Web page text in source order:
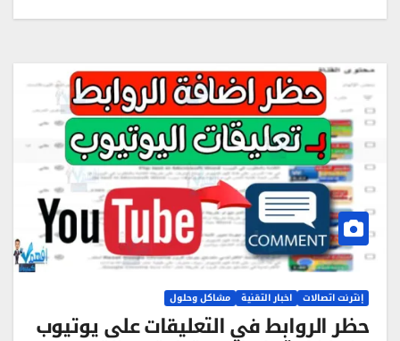
إنترنت اتصالات اخبار التقنية مشاكل وحلول
حظر الروابط في التعليقات على يوتيوب